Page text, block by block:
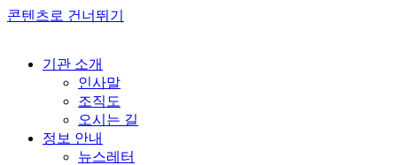
콘텐츠로 건너뛰기
기관 소개
인사말
조직도
오시는 길
정보 안내
뉴스레터